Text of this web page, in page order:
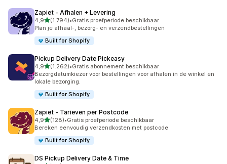
Zapiet ‑ Afhalen + Levering
4,9van 5 sterren
(1.794)
1794 recensies in totaal
•Gratis proefperiode beschikbaar
Plan je afhaal-, bezorg- en verzendbestellingen
Built for Shopify
Pickup Delivery Date Pickeasy
4,9van 5 sterren
(1.262)
1262 recensies in totaal
•Gratis abonnement beschikbaar
Bezorgdatumkiezer voor bestellingen voor afhalen in de winkel en
lokale bezorging.
Built for Shopify
Zapiet ‑ Tarieven per Postcode
4,9van 5 sterren
(128)
128 recensies in totaal
•Gratis proefperiode beschikbaar
Bereken eenvoudig verzendkosten met postcode
Built for Shopify
DS Pickup Delivery Date & Time